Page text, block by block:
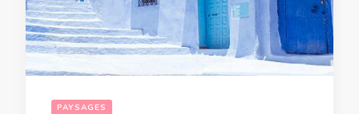
PAYSAGES